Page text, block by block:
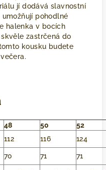
jí dodává slavnostní
umožňují pohodlné
halenka v bocích
zastrčená do
kousku budete
48 50
52
112 116 124
70 71 71